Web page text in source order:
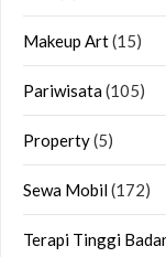
Makeup Art(15)
Pariwisata(105)
Property(5)
Sewa Mobil(172)
Terapi Tinggi